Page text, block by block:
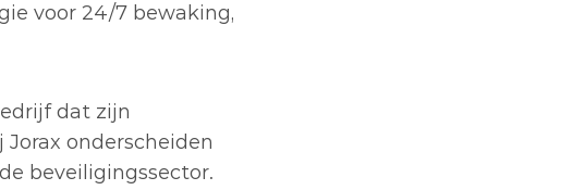
voor 24/7 bewaking,
dat zijn
onderscheiden
beveiligingssector.